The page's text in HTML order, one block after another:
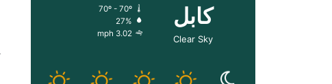
کابل
Clear Sky
70º - 70º
27%
3.02 mph